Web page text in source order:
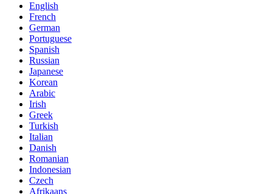
English
French
German
Portuguese
Spanish
Russian
Japanese
Korean
Arabic
Irish
Greek
Turkish
Italian
Danish
Romanian
Indonesian
Czech
Afrikaans